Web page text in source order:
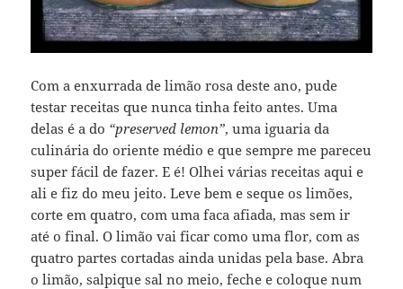
Com a enxurrada de limão rosa deste ano, pude
testar receitas que nunca tinha feito antes. Uma
delas é a do “preserved lemon”, uma iguaria da
culinária do oriente médio e que sempre me pareceu
super fácil de fazer. E é! Olhei várias receitas aqui e
ali e fiz do meu jeito. Leve bem e seque os limões,
corte em quatro, com uma faca afiada, mas sem ir
até o final. O limão vai ficar como uma flor, com as
quatro partes cortadas ainda unidas pela base. Abra
o limão, salpique sal no meio, feche e coloque num